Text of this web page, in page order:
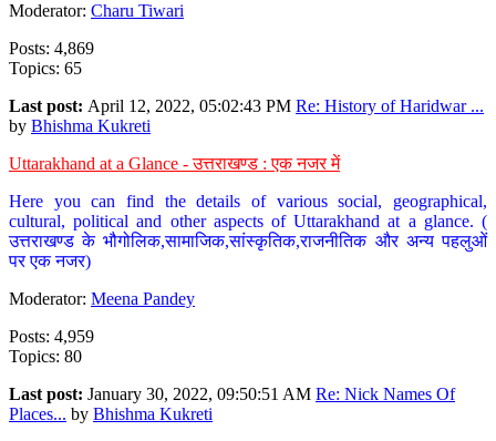
Moderator: Charu Tiwari
Posts: 4,869
Topics: 65
Last post: April 12, 2022, 05:02:43 PM Re: History of Haridwar ...
by Bhishma Kukreti
Uttarakhand at a Glance - उत्तराखण्ड : एक नजर में
Here you can find the details of various social, geographical,
cultural, political and other aspects of Uttarakhand at a glance. (
उत्तराखण्ड के भौगोलिक,सामाजिक,सांस्कृतिक,राजनीतिक और अन्य पहलुओं
पर एक नजर)
Moderator: Meena Pandey
Posts: 4,959
Topics: 80
Last post: January 30, 2022, 09:50:51 AM Re: Nick Names Of
Places... by Bhishma Kukreti